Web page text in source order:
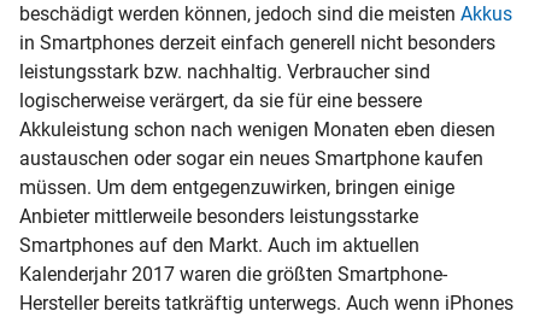
beschädigt werden können, jedoch sind die meisten Akkus
in Smartphones derzeit einfach generell nicht besonders
leistungsstark bzw. nachhaltig. Verbraucher sind
logischerweise verärgert, da sie für eine bessere
Akkuleistung schon nach wenigen Monaten eben diesen
austauschen oder sogar ein neues Smartphone kaufen
müssen. Um dem entgegenzuwirken, bringen einige
Anbieter mittlerweile besonders leistungsstarke
Smartphones auf den Markt. Auch im aktuellen
Kalenderjahr 2017 waren die größten Smartphone-
Hersteller bereits tatkräftig unterwegs. Auch wenn iPhones